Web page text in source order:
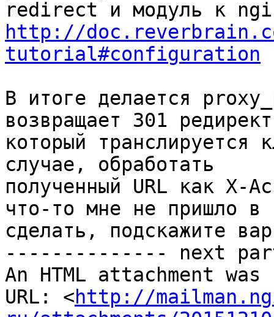
http://
tutorial#configuration
В итоге делается
возвращает 301 редирект
который
случае, обработать
полученный URL как X-
что-то мне не пришло в
сделать, подскажите
-------------- next
An HTML attachment
URL: <http://